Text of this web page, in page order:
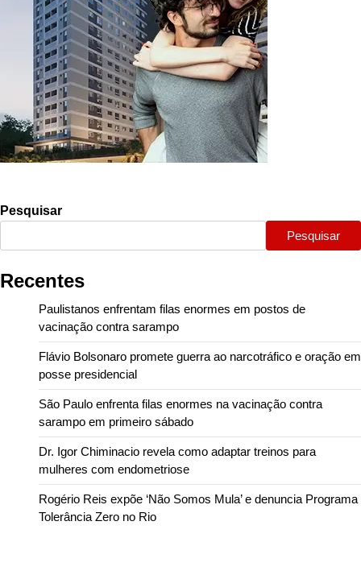
Pesquisar
Pesquisar
Recentes
Paulistanos enfrentam filas enormes em postos de
vacinação contra sarampo
Flávio Bolsonaro promete guerra ao narcotráfico e oração em
posse presidencial
São Paulo enfrenta filas enormes na vacinação contra
sarampo em primeiro sábado
Dr. Igor Chiminacio revela como adaptar treinos para
mulheres com endometriose
Rogério Reis expõe ‘Não Somos Mula’ e denuncia Programa
Tolerância Zero no Rio